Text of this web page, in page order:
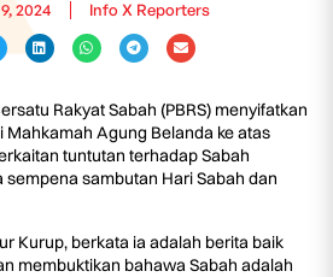
2024 Info X Reporters
Rakyat Sabah (PBRS) menyifatkan
Mahkamah Agung Belanda ke atas
tuntutan terhadap Sabah
sambutan Hari Sabah dan
Kurup, berkata ia adalah berita baik
membuktikan bahawa Sabah adalah